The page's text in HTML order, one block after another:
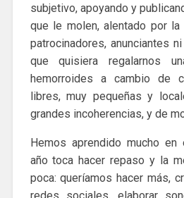
subjetivo, apoyando y
que le molen, alentado por
patrocinadores, anunciantes
que quisiera regalarnos
hemorroides a cambio de
libres, muy pequeñas y
grandes incoherencias, y de
Hemos aprendido mucho
año toca hacer repaso y la
poca: queríamos hacer más,